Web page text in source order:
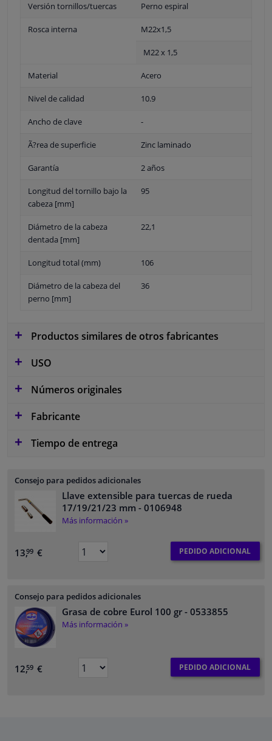
Versión tornillos/tuercas Perno espiral
Rosca interna M22x1,5
M22 x 1,5
Material Acero
Nivel de calidad 10.9
Ancho de clave -
Ã?rea de superficie Zinc laminado
Garantía 2 años
Longitud del tornillo bajo la
cabeza [mm]
95
Diámetro de la cabeza
dentada [mm]
22,1
Longitud total (mm) 106
Diámetro de la cabeza del
perno [mm]
36
Productos similares de otros fabricantes
USO
Números originales
Fabricante
Tiempo de entrega
Consejo para pedidos adicionales
Llave extensible para tuercas de rueda
17/19/21/23 mm - 0106948
Más información »
13,99 € PEDIDO ADICIONAL
Consejo para pedidos adicionales
Grasa de cobre Eurol 100 gr - 0533855
Más información »
12,59 € PEDIDO ADICIONAL